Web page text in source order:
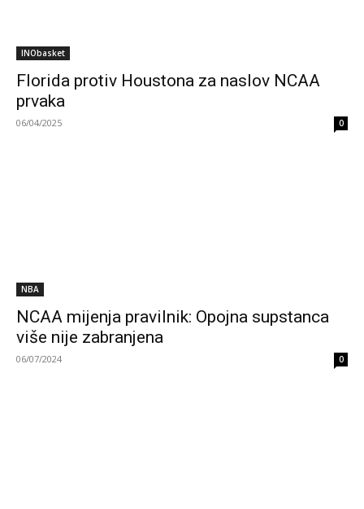
INObasket
Florida protiv Houstona za naslov NCAA
prvaka
06/04/2025 0
NBA
NCAA mijenja pravilnik: Opojna supstanca
više nije zabranjena
06/07/2024 0